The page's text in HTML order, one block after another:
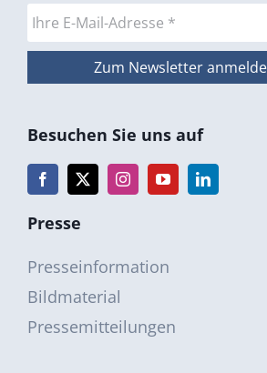
Besuchen Sie uns auf
Presse
Presseinformation
Bildmaterial
Pressemitteilungen